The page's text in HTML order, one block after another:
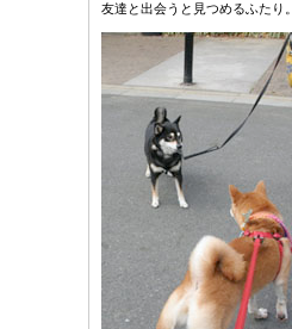
友達と出会うと見つめるふたり。